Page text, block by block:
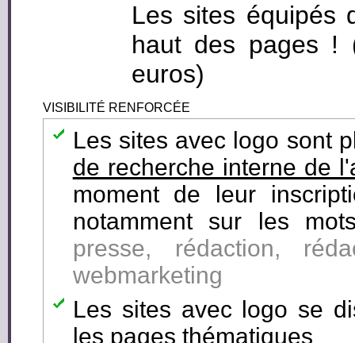
Les sites équipés
haut des pages !
euros)
VISIBILITÉ RENFORCÉE
Les sites avec logo sont
de recherche interne de
moment de leur
notamment sur les
presse, rédaction,
webmarketing
Les sites avec logo se
les pages thématiques